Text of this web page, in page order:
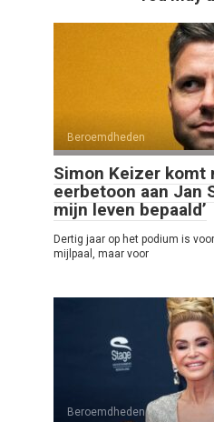
Beroemdheden
Simon Keizer komt
eerbetoon aan Jan
mijn leven bepaald’
Dertig jaar op het podium is
mijlpaal, maar voor
Beroemdheden